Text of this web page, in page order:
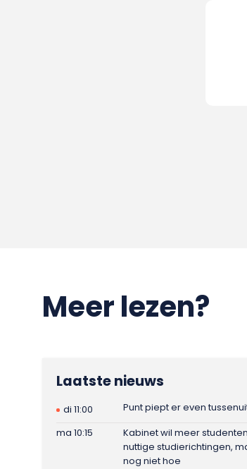
Meer lezen?
Laatste nieuws
di 11:00
Punt piept er even
ma 10:15
Kabinet wil meer
nuttige studierichtingen,
nog niet hoe